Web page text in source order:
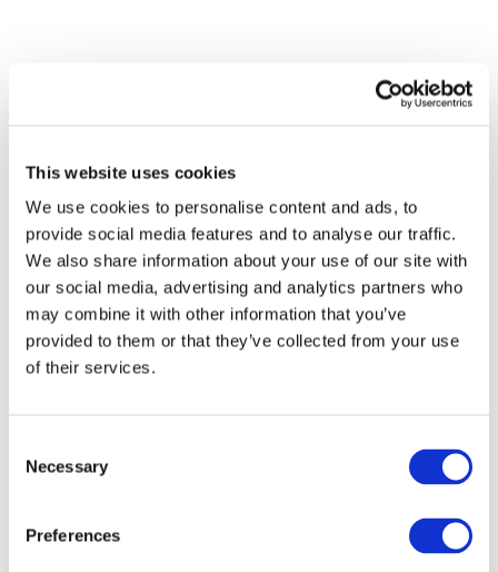
This website uses cookies
We use cookies to personalise content and ads, to
provide social media features and to analyse our traffic.
We also share information about your use of our site with
our social media, advertising and analytics partners who
may combine it with other information that you’ve
provided to them or that they’ve collected from your use
of their services.
Selection
Necessary
Preferences